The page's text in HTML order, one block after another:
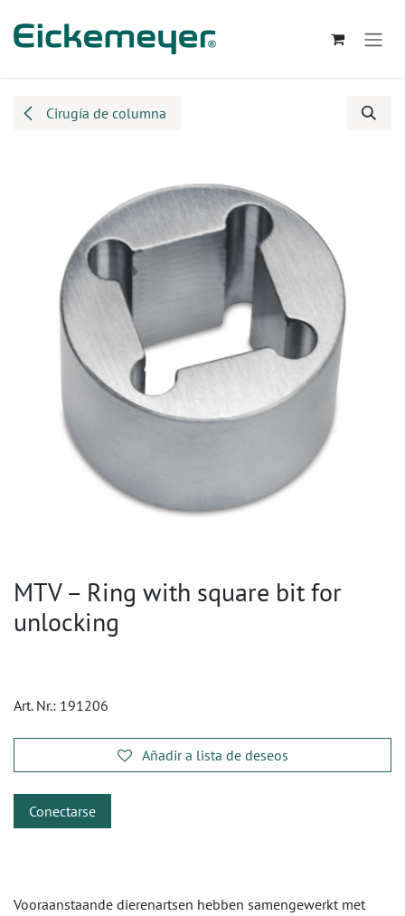
Cirugía de columna
MTV – Ring with square bit for
unlocking
Art. Nr.: 191206
Añadir a lista de deseos
Conectarse
Vooraanstaande dierenartsen hebben samengewerkt met